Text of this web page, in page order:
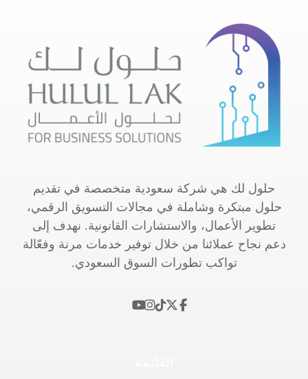
حلول لك هي شركة سعودية متخصصة في تقديم
حلول مبتكرة وشاملة في مجالات التسويق الرقمي،
تطوير الأعمال، والاستشارات القانونية. نهدف إلى
دعم نجاح عملائنا من خلال توفير خدمات مرنة وفعّالة
تواكب تطورات السوق السعودي.